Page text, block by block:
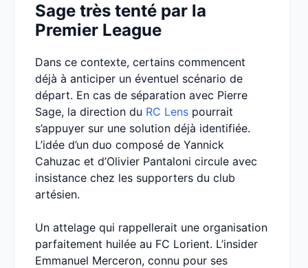
Sage très tenté par la
Premier League
Dans ce contexte, certains commencent
déjà à anticiper un éventuel scénario de
départ. En cas de séparation avec Pierre
Sage, la direction du RC Lens pourrait
s’appuyer sur une solution déjà identifiée.
L’idée d’un duo composé de Yannick
Cahuzac et d’Olivier Pantaloni circule avec
insistance chez les supporters du club
artésien.
Un attelage qui rappellerait une organisation
parfaitement huilée au FC Lorient. L’insider
Emmanuel Merceron, connu pour ses